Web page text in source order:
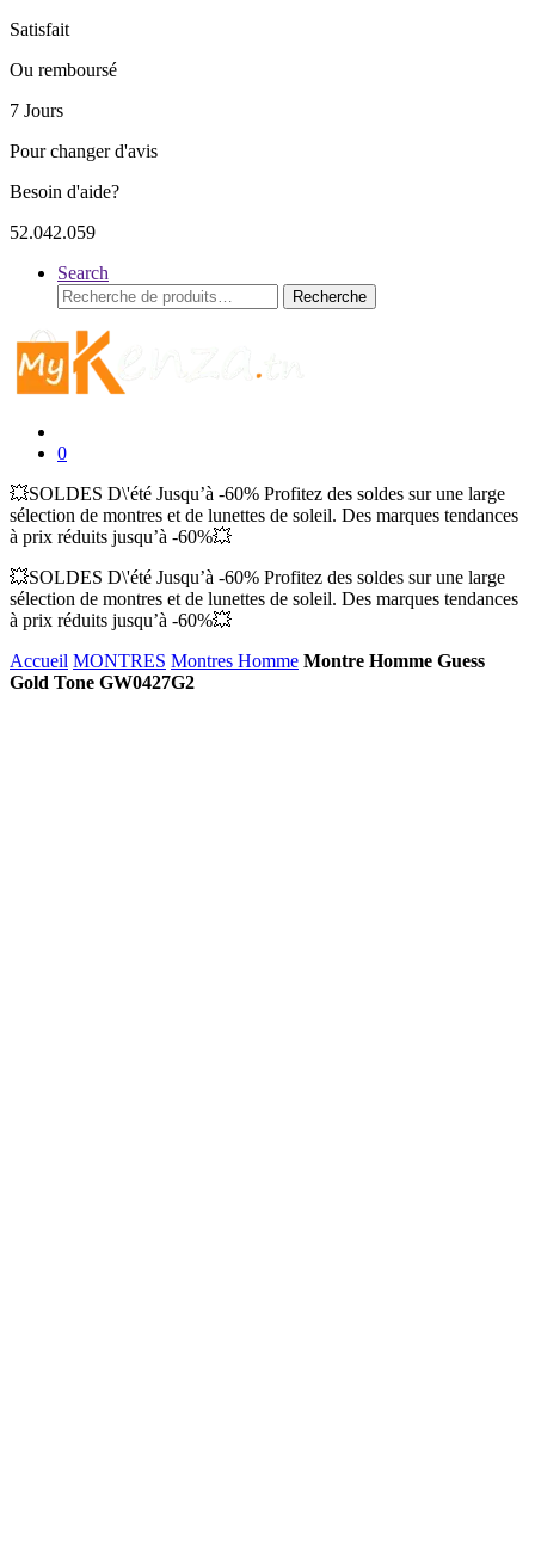
Satisfait
Ou remboursé
7 Jours
Pour changer d'avis
Besoin d'aide?
52.042.059
Search
Recherche
pour :
Recherche
0
💥SOLDES D\'été Jusqu’à -60% Profitez des soldes sur une large
sélection de montres et de lunettes de soleil. Des marques tendances
à prix réduits jusqu’à -60%💥
💥SOLDES D\'été Jusqu’à -60% Profitez des soldes sur une large
sélection de montres et de lunettes de soleil. Des marques tendances
à prix réduits jusqu’à -60%💥
Accueil MONTRES Montres Homme Montre Homme Guess
Gold Tone GW0427G2